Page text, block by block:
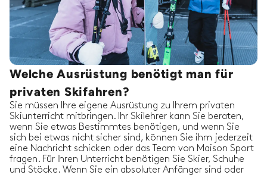
Welche Ausrüstung benötigt man für
privaten Skifahren?
Sie müssen Ihre eigene Ausrüstung zu Ihrem privaten
Skiunterricht mitbringen. Ihr Skilehrer kann Sie beraten,
wenn Sie etwas Bestimmtes benötigen, und wenn Sie
sich bei etwas nicht sicher sind, können Sie ihm jederzeit
eine Nachricht schicken oder das Team von Maison Sport
fragen. Für Ihren Unterricht benötigen Sie Skier, Schuhe
und Stöcke. Wenn Sie ein absoluter Anfänger sind oder